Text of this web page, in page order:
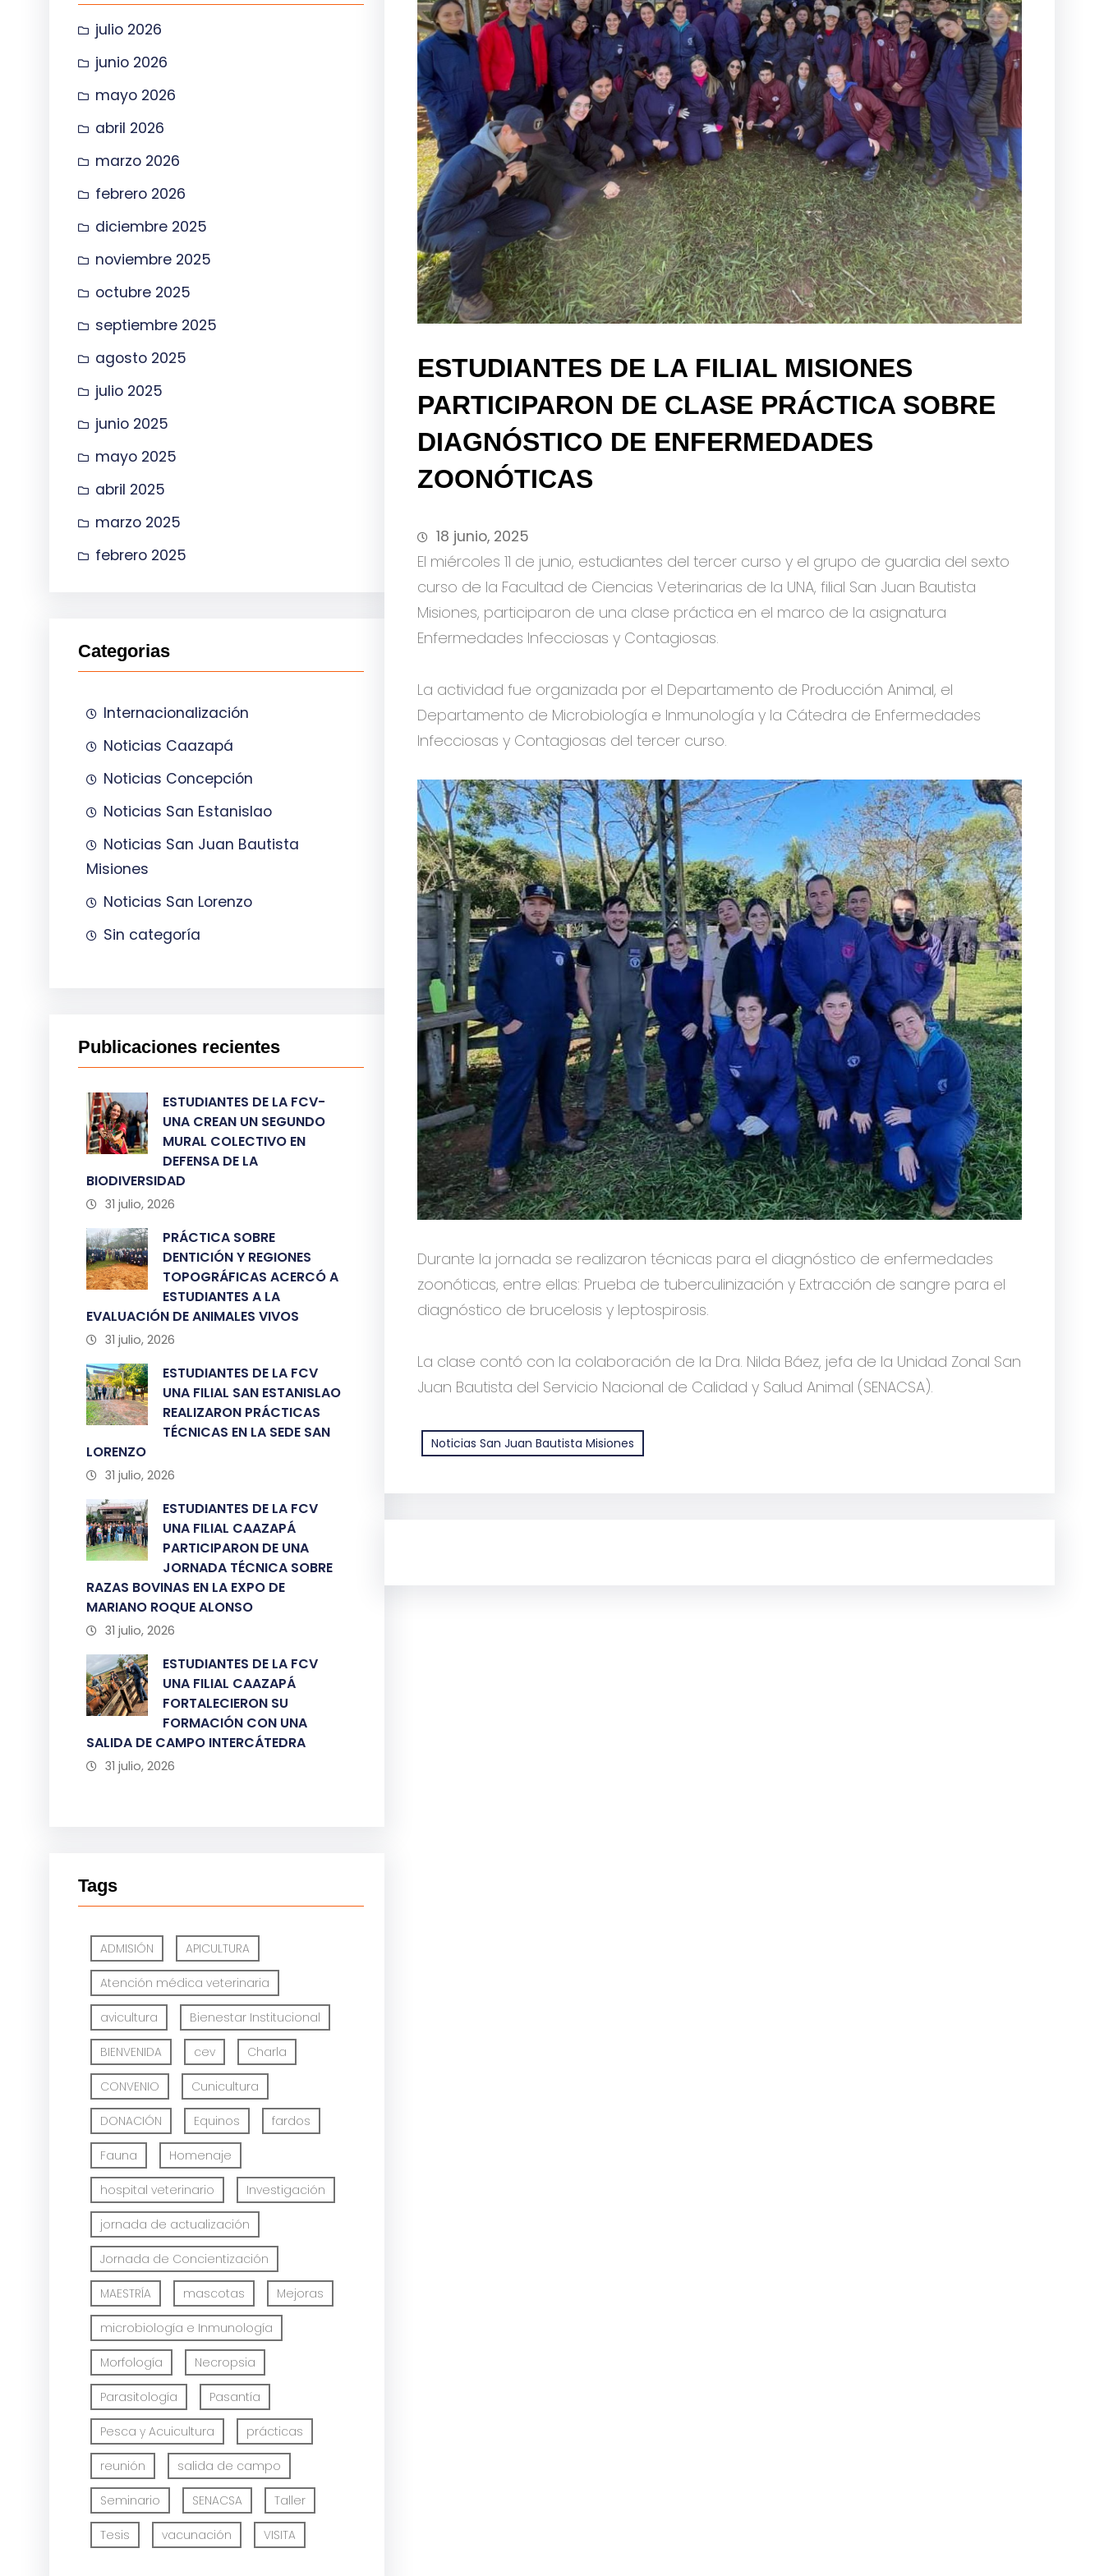
julio 2026
junio 2026
mayo 2026
abril 2026
marzo 2026
febrero 2026
diciembre 2025
noviembre 2025
octubre 2025
septiembre 2025
agosto 2025
julio 2025
junio 2025
mayo 2025
abril 2025
marzo 2025
febrero 2025
Categorias
Internacionalización
Noticias Caazapá
Noticias Concepción
Noticias San Estanislao
Noticias San Juan Bautista
Misiones
Noticias San Lorenzo
Sin categoría
Publicaciones recientes
ESTUDIANTES DE LA FCV-
UNA CREAN UN SEGUNDO
MURAL COLECTIVO EN
DEFENSA DE LA
BIODIVERSIDAD
31 julio, 2026
PRÁCTICA SOBRE
DENTICIÓN Y REGIONES
TOPOGRÁFICAS ACERCÓ A
ESTUDIANTES A LA
EVALUACIÓN DE ANIMALES VIVOS
31 julio, 2026
ESTUDIANTES DE LA FCV
UNA FILIAL SAN ESTANISLAO
REALIZARON PRÁCTICAS
TÉCNICAS EN LA SEDE SAN
LORENZO
31 julio, 2026
ESTUDIANTES DE LA FCV
UNA FILIAL CAAZAPÁ
PARTICIPARON DE UNA
JORNADA TÉCNICA SOBRE
RAZAS BOVINAS EN LA EXPO DE
MARIANO ROQUE ALONSO
31 julio, 2026
ESTUDIANTES DE LA FCV
UNA FILIAL CAAZAPÁ
FORTALECIERON SU
FORMACIÓN CON UNA
SALIDA DE CAMPO INTERCÁTEDRA
31 julio, 2026
Tags
ADMISIÓN APICULTURA
Atención médica veterinaria
avicultura Bienestar Institucional
BIENVENIDA cev Charla
CONVENIO Cunicultura
DONACIÓN Equinos fardos
Fauna Homenaje
hospital veterinario Investigación
jornada de actualización
Jornada de Concientización
MAESTRÍA mascotas Mejoras
microbiología e Inmunología
Morfología Necropsia
Parasitología Pasantía
Pesca y Acuicultura prácticas
reunión salida de campo
Seminario SENACSA Taller
Tesis vacunación VISITA
ESTUDIANTES DE LA FILIAL MISIONES
PARTICIPARON DE CLASE PRÁCTICA SOBRE
DIAGNÓSTICO DE ENFERMEDADES
ZOONÓTICAS
18 junio, 2025
El miércoles 11 de junio, estudiantes del tercer curso y el grupo de guardia del sexto
curso de la Facultad de Ciencias Veterinarias de la UNA, filial San Juan Bautista
Misiones, participaron de una clase práctica en el marco de la asignatura
Enfermedades Infecciosas y Contagiosas.
La actividad fue organizada por el Departamento de Producción Animal, el
Departamento de Microbiología e Inmunología y la Cátedra de Enfermedades
Infecciosas y Contagiosas del tercer curso.
Durante la jornada se realizaron técnicas para el diagnóstico de enfermedades
zoonóticas, entre ellas: Prueba de tuberculinización y Extracción de sangre para el
diagnóstico de brucelosis y leptospirosis.
La clase contó con la colaboración de la Dra. Nilda Báez, jefa de la Unidad Zonal San
Juan Bautista del Servicio Nacional de Calidad y Salud Animal (SENACSA).
Noticias San Juan Bautista Misiones